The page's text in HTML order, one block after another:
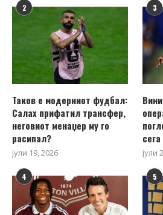
2
Таков е модерниот фудбал:
Салах прифатил трансфер,
неговиот менаџер му го
расипал?
јули 19, 2026
3
јули
4 5